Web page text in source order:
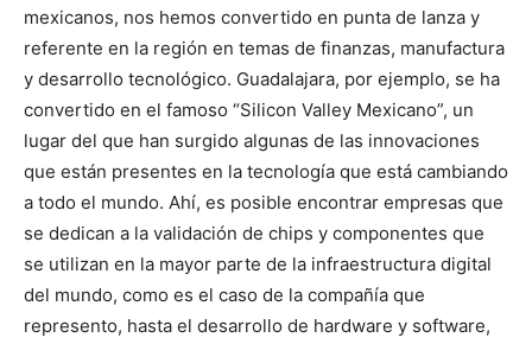
mexicanos, nos hemos convertido en punta de lanza y
referente en la región en temas de finanzas, manufactura
y desarrollo tecnológico. Guadalajara, por ejemplo, se ha
convertido en el famoso “Silicon Valley Mexicano”, un
lugar del que han surgido algunas de las innovaciones
que están presentes en la tecnología que está cambiando
a todo el mundo. Ahí, es posible encontrar empresas que
se dedican a la validación de chips y componentes que
se utilizan en la mayor parte de la infraestructura digital
del mundo, como es el caso de la compañía que
represento, hasta el desarrollo de hardware y software,